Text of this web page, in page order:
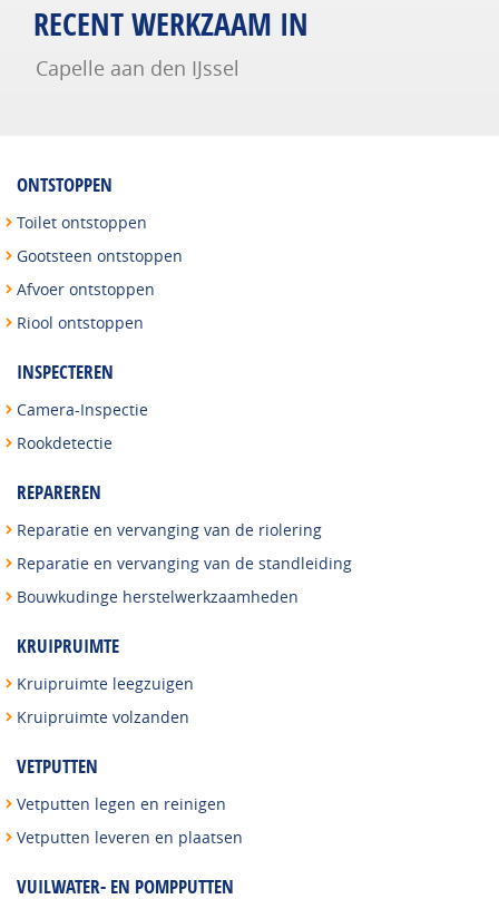
RECENT WERKZAAM IN
Capelle aan den IJssel
ONTSTOPPEN
Toilet ontstoppen
Gootsteen ontstoppen
Afvoer ontstoppen
Riool ontstoppen
INSPECTEREN
Camera-Inspectie
Rookdetectie
REPAREREN
Reparatie en vervanging van de riolering
Reparatie en vervanging van de standleiding
Bouwkudinge herstelwerkzaamheden
KRUIPRUIMTE
Kruipruimte leegzuigen
Kruipruimte volzanden
VETPUTTEN
Vetputten legen en reinigen
Vetputten leveren en plaatsen
VUILWATER- EN POMPPUTTEN